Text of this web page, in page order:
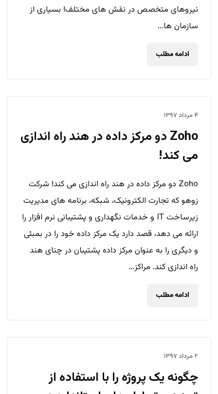
نیروهای متخصص در نقش های مختلف! بسیاری از
سازمان ها...
ادامه مطلب
۴ مرداد ۱۳۹۷
Zoho دو مرکز داده در هند راه اندازی
می کند!
Zoho دو مرکز داده در هند راه اندازی می کند! شرکت
زوهو که تجارت الکترونیک، شبکه، برنامه های مدیریت
زیرساخت IT و خدمات نگهداری و پشتیبانی نرم افزار را
ارائه می دهد، قصد دارد یک مرکز داده خود را در بمبئی
و دیگری را به عنوان مرکز داده پشتیبان در چنای هند
راه اندازی کند. مراکز...
ادامه مطلب
۲ مرداد ۱۳۹۷
چگونه یک پروژه را با استفاده از